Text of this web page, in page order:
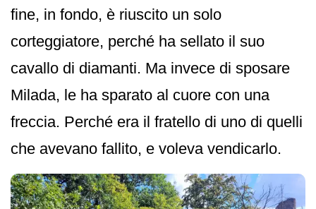
fine, in fondo, è riuscito un solo
corteggiatore, perché ha sellato il suo
cavallo di diamanti. Ma invece di sposare
Milada, le ha sparato al cuore con una
freccia. Perché era il fratello di uno di quelli
che avevano fallito, e voleva vendicarlo.